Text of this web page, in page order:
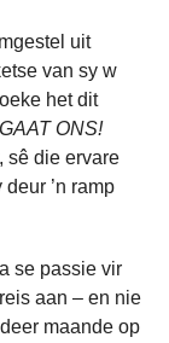
uit
van sy w
het dit
ONS!
sê die ervare
’n ramp
se passie vir
aan – en nie
maande op